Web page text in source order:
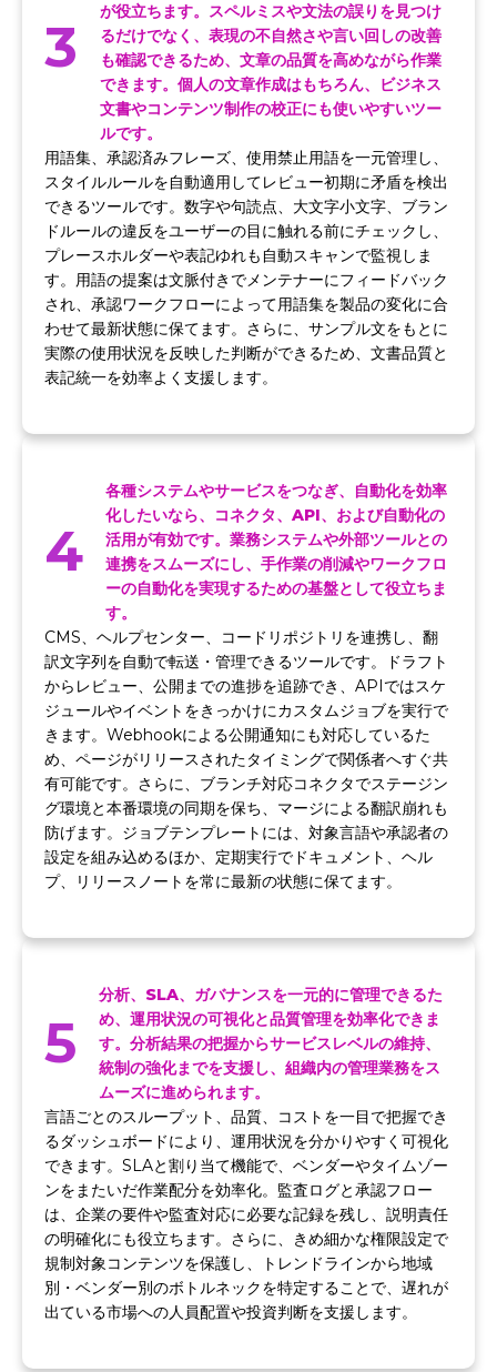
3
が役立ちます。スペルミスや文法の誤りを見つけ
るだけでなく、表現の不自然さや言い回しの改善
も確認できるため、文章の品質を高めながら作業
できます。個人の文章作成はもちろん、ビジネス
文書やコンテンツ制作の校正にも使いやすいツー
ルです。
用語集、承認済みフレーズ、使用禁止用語を一元管理し、
スタイルルールを自動適用してレビュー初期に矛盾を検出
できるツールです。数字や句読点、大文字小文字、ブラン
ドルールの違反をユーザーの目に触れる前にチェックし、
プレースホルダーや表記ゆれも自動スキャンで監視しま
す。用語の提案は文脈付きでメンテナーにフィードバック
され、承認ワークフローによって用語集を製品の変化に合
わせて最新状態に保てます。さらに、サンプル文をもとに
実際の使用状況を反映した判断ができるため、文書品質と
表記統一を効率よく支援します。
4
各種システムやサービスをつなぎ、自動化を効率
化したいなら、コネクタ、API、および自動化の
活用が有効です。業務システムや外部ツールとの
連携をスムーズにし、手作業の削減やワークフロ
ーの自動化を実現するための基盤として役立ちま
す。
CMS、ヘルプセンター、コードリポジトリを連携し、翻
訳文字列を自動で転送・管理できるツールです。ドラフト
からレビュー、公開までの進捗を追跡でき、APIではスケ
ジュールやイベントをきっかけにカスタムジョブを実行で
きます。Webhookによる公開通知にも対応しているた
め、ページがリリースされたタイミングで関係者へすぐ共
有可能です。さらに、ブランチ対応コネクタでステージン
グ環境と本番環境の同期を保ち、マージによる翻訳崩れも
防げます。ジョブテンプレートには、対象言語や承認者の
設定を組み込めるほか、定期実行でドキュメント、ヘル
プ、リリースノートを常に最新の状態に保てます。
5
分析、SLA、ガバナンスを一元的に管理できるた
め、運用状況の可視化と品質管理を効率化できま
す。分析結果の把握からサービスレベルの維持、
統制の強化までを支援し、組織内の管理業務をス
ムーズに進められます。
言語ごとのスループット、品質、コストを一目で把握でき
るダッシュボードにより、運用状況を分かりやすく可視化
できます。SLAと割り当て機能で、ベンダーやタイムゾー
ンをまたいだ作業配分を効率化。監査ログと承認フロー
は、企業の要件や監査対応に必要な記録を残し、説明責任
の明確化にも役立ちます。さらに、きめ細かな権限設定で
規制対象コンテンツを保護し、トレンドラインから地域
別・ベンダー別のボトルネックを特定することで、遅れが
出ている市場への人員配置や投資判断を支援します。